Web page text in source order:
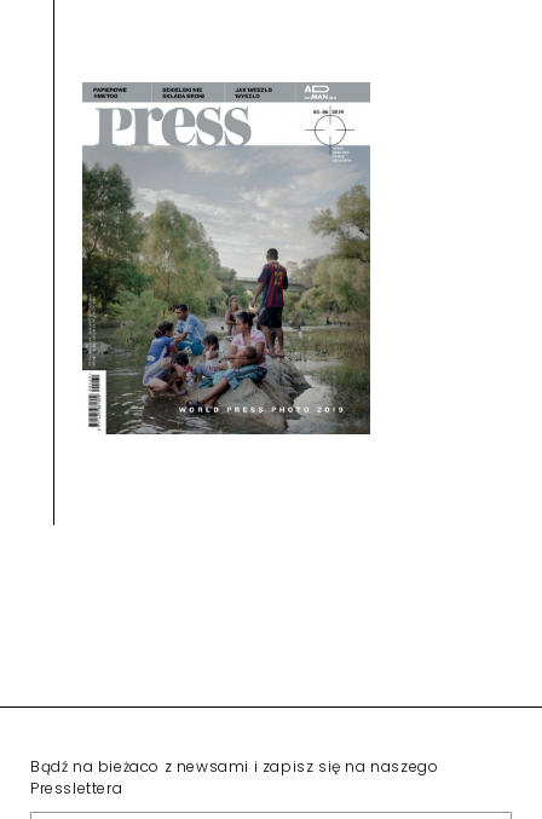
Bądź na bieżaco z newsami i zapisz się na naszego
Presslettera